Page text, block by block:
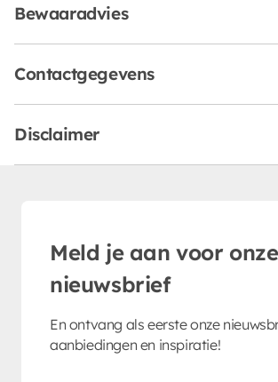
Bewaaradvies
Contactgegevens
Disclaimer
Meld je aan voor onze
nieuwsbrief
En ontvang als eerste onze
aanbiedingen en inspiratie!